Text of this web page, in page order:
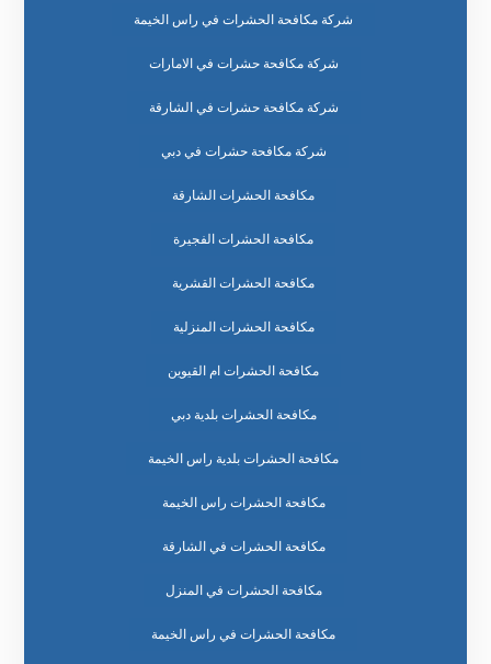
شركة مكافحة الحشرات في راس الخيمة
شركة مكافحة حشرات في الامارات
شركة مكافحة حشرات في الشارقة
شركة مكافحة حشرات في دبي
مكافحة الحشرات الشارقة
مكافحة الحشرات الفجيرة
مكافحة الحشرات القشرية
مكافحة الحشرات المنزلية
مكافحة الحشرات ام القيوين
مكافحة الحشرات بلدية دبي
مكافحة الحشرات بلدية راس الخيمة
مكافحة الحشرات راس الخيمة
مكافحة الحشرات في الشارقة
مكافحة الحشرات في المنزل
مكافحة الحشرات في راس الخيمة